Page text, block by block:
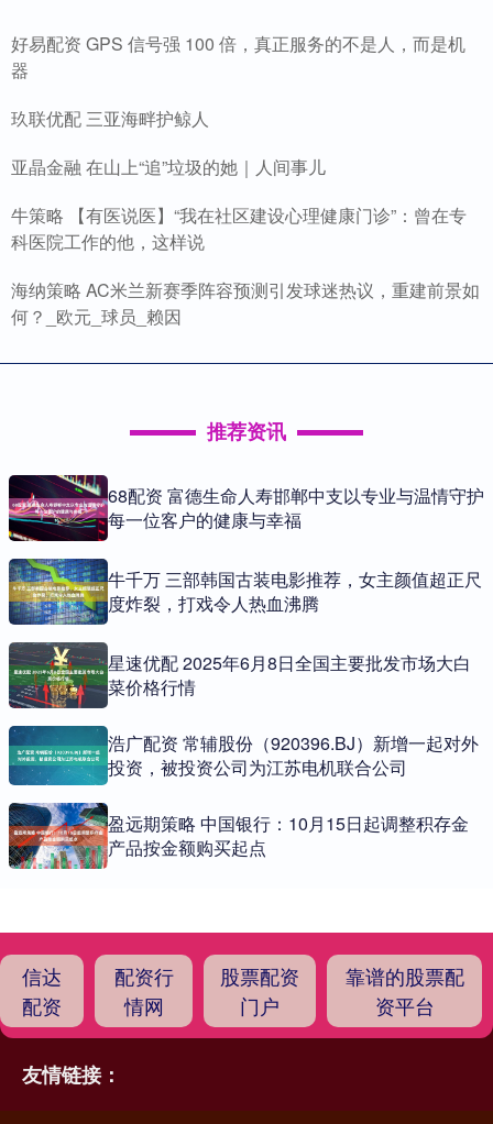
好易配资 GPS 信号强 100 倍，真正服务的不是人，而是机
器
玖联优配 三亚海畔护鲸人
亚晶金融 在山上“追”垃圾的她｜人间事儿
牛策略 【有医说医】“我在社区建设心理健康门诊”：曾在专
科医院工作的他，这样说
海纳策略 AC米兰新赛季阵容预测引发球迷热议，重建前景如
何？_欧元_球员_赖因
推荐资讯
68配资 富德生命人寿邯郸中支以专业与温情守护
每一位客户的健康与幸福
牛千万 三部韩国古装电影推荐，女主颜值超正尺
度炸裂，打戏令人热血沸腾
星速优配 2025年6月8日全国主要批发市场大白
菜价格行情
浩广配资 常辅股份（920396.BJ）新增一起对外
投资，被投资公司为江苏电机联合公司
盈远期策略 中国银行：10月15日起调整积存金
产品按金额购买起点
信达
配资
配资行
情网
股票配资
门户
靠谱的股票配
资平台
友情链接：